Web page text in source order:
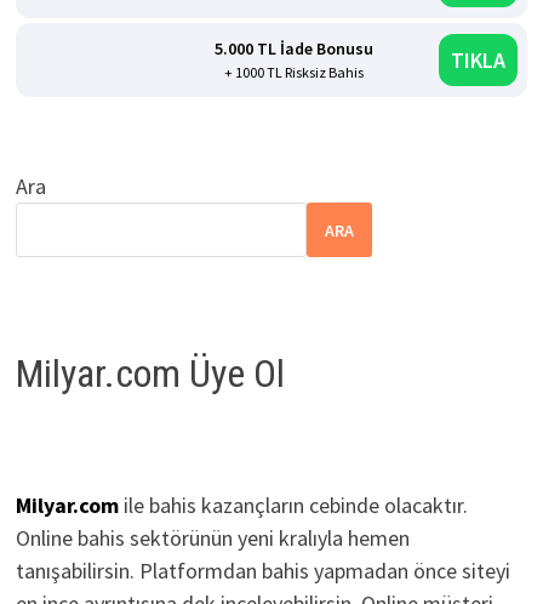
5.000 TL İade Bonusu
+ 1000 TL Risksiz Bahis TIKLA
Ara
ARA
Milyar.com Üye Ol
Milyar.comile bahis kazançların cebinde olacaktır.
Online bahis sektörünün yeni kralıyla hemen
tanışabilirsin. Platformdan bahis yapmadan önce siteyi